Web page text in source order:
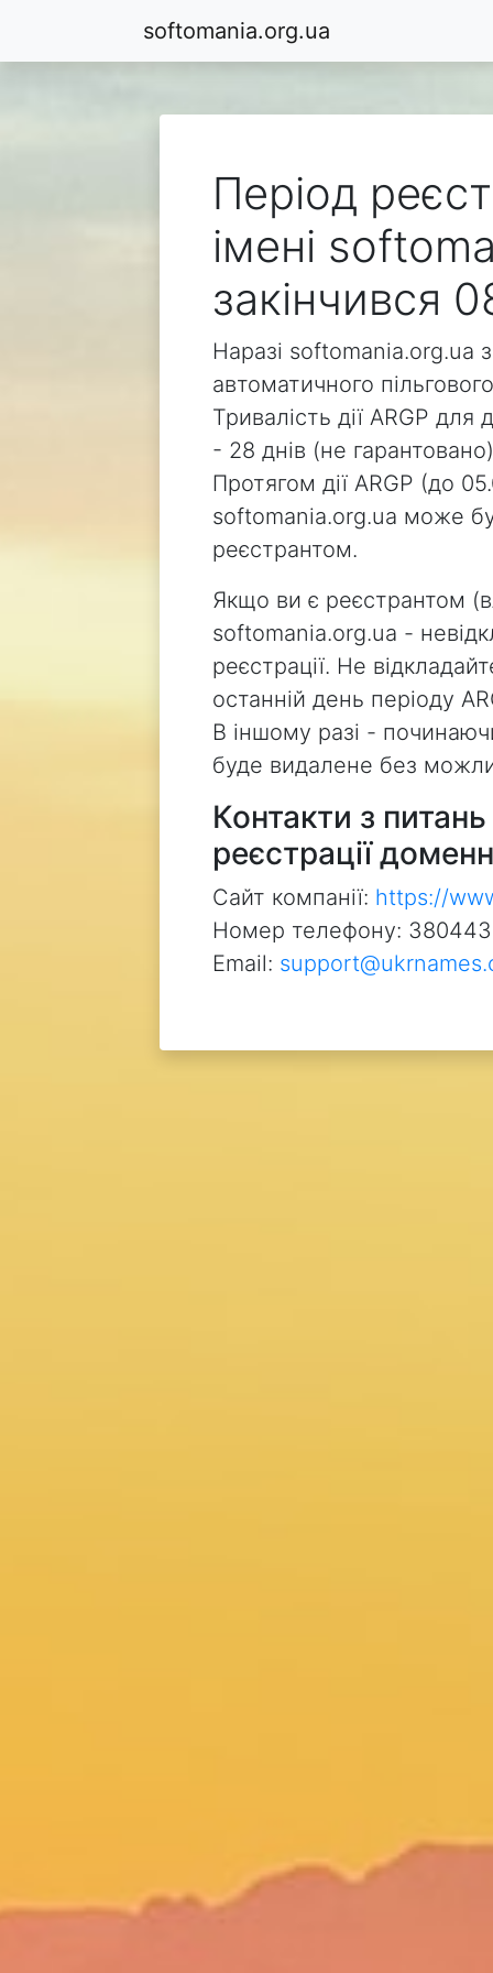
softomania.org.ua
Період
імені
закінчився
Наразі softomania.org.ua
автоматичного
Тривалість дії ARGP
- 28 днів (не
Протягом дії ARGP (до
softomania.org.ua може
реєстрантом.
Якщо ви є реєстрантом
softomania.org.ua -
реєстрації. Не
останній день періоду
В іншому разі -
буде видалене без
Контакти з
реєстрації
Сайт компанії: https://
Номер телефону:
Email: